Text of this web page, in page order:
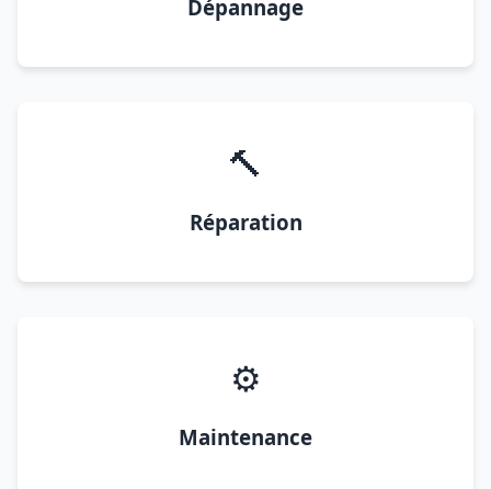
Dépannage
🔨
Réparation
⚙️
Maintenance